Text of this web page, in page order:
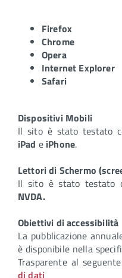
Firefox
Chrome
Opera
Internet Explorer
Safari
Dispositivi Mobili
Il sito è stato testato
iPad e iPhone.
Lettori di Schermo
Il sito è stato testato
NVDA.
Obiettivi di accessibilità
La pubblicazione
è disponibile nella
Trasparente al
di dati